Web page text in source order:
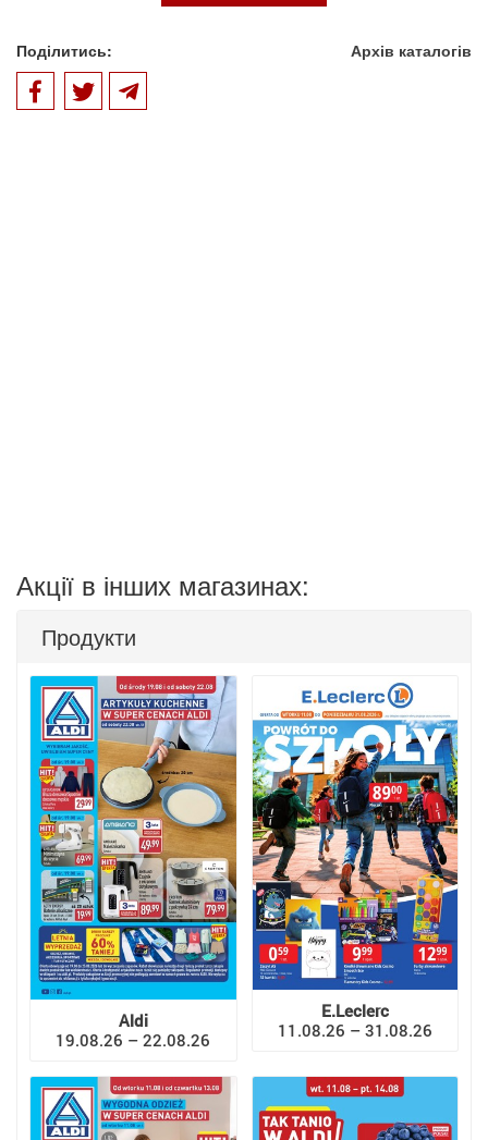
Поділитись: Архів каталогів
Акції в інших магазинах:
Продукти
Aldi
19.08.26 – 22.08.26
E.Leclerc
11.08.26 – 31.08.26